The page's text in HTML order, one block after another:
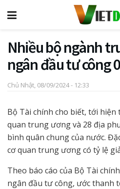
Nhiều bộ ngành
ngân đầu tư công
Chủ Nhật, 08/09/2024 - 12:33
Bộ Tài chính cho biết, tới hiện
quan trung ương và 28 địa
bình quân chung của nước.
cơ quan trung ương có tỷ lệ
Theo báo cáo của Bộ Tài
ngân đầu tư công, ước thanh